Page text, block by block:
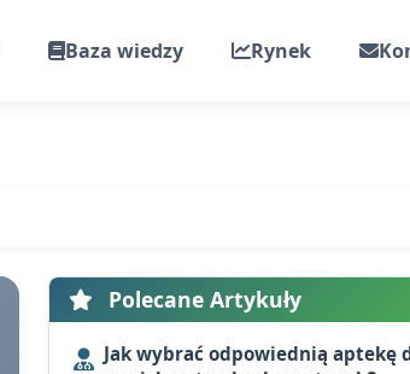
Baza wiedzy Rynek
Polecane Artykuły
Jak wybrać odpowiednią aptekę